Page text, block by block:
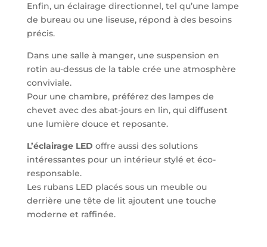
Enfin, un éclairage directionnel, tel qu’une lampe
de bureau ou une liseuse, répond à des besoins
précis.
Dans une salle à manger, une suspension en
rotin au-dessus de la table crée une atmosphère
conviviale.
Pour une chambre, préférez des lampes de
chevet avec des abat-jours en lin, qui diffusent
une lumière douce et reposante.
L’éclairage LED offre aussi des solutions
intéressantes pour un intérieur stylé et éco-
responsable.
Les rubans LED placés sous un meuble ou
derrière une tête de lit ajoutent une touche
moderne et raffinée.